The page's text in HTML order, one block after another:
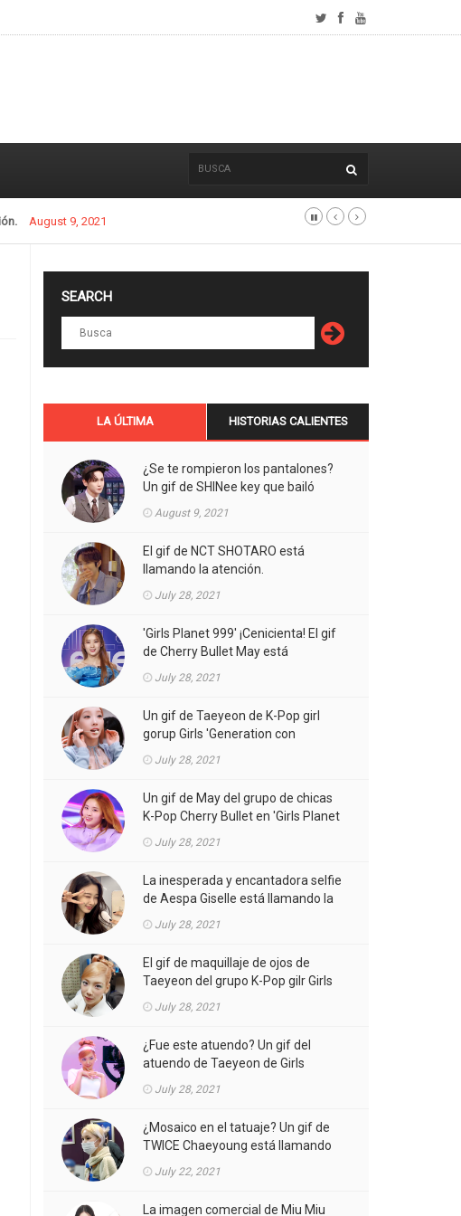
SEARCH
LA ÚLTIMA HISTORIAS CALIENTES
¿Se te rompieron los pantalones?
Un gif de SHINee key que bailó
August 9, 2021
El gif de NCT SHOTARO está
llamando la atención.
July 28, 2021
'Girls Planet 999' ¡Cenicienta! El gif
de Cherry Bullet May está
July 28, 2021
Un gif de Taeyeon de K-Pop girl
gorup Girls 'Generation con
la atención.
July 28, 2021
Un gif de May del grupo de chicas
K-Pop Cherry Bullet en 'Girls Planet
July 28, 2021
La inesperada y encantadora selfie
de Aespa Giselle está llamando la
July 28, 2021
El gif de maquillaje de ojos de
Taeyeon del grupo K-Pop gilr Girls
la atención.
July 28, 2021
¿Fue este atuendo? Un gif del
atuendo de Taeyeon de Girls
gorup en el MV está llamando la
July 28, 2021
¿Mosaico en el tatuaje? Un gif de
TWICE Chaeyoung está llamando
July 22, 2021
La imagen comercial de Miu Miu